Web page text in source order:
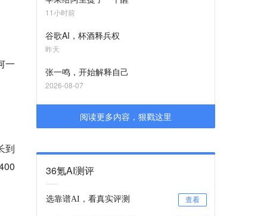
一
到
11小时前
谷歌AI，杯酒释兵权
昨天
张一鸣，开始解释自己
2026-08-07
阅读更多内容，狠戳这里
36氪AI测评
选靠谱AI，看真实评测 查看